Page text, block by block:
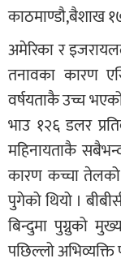
काठमाण्डौ,बैशाख
अमेरिका र
तनावका कारण
वर्षयताकै उच्च
भाउ १२६ डलर
महिनायताकै
कारण कच्चा तेलको
पुगेको थियो ।
बिन्दुमा पुग्नुको
पछिल्लो